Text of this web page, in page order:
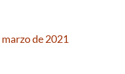
de 2021